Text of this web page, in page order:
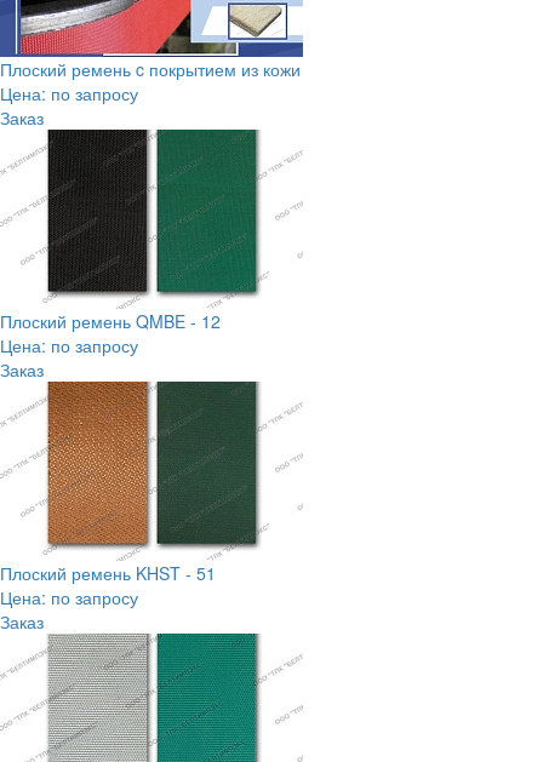
Плоский ремень c покрытием из кожи
Цена: по запросу
Заказ
Плоский ремень QMBE - 12
Цена: по запросу
Заказ
Плоский ремень KHST - 51
Цена: по запросу
Заказ